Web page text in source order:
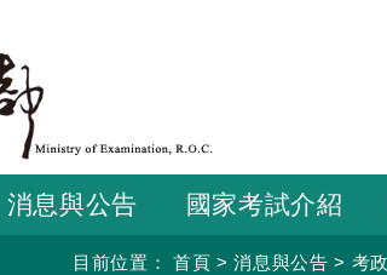
消息與公告 國家考試介紹
目前位置： 首頁 >消息與公告 > 考